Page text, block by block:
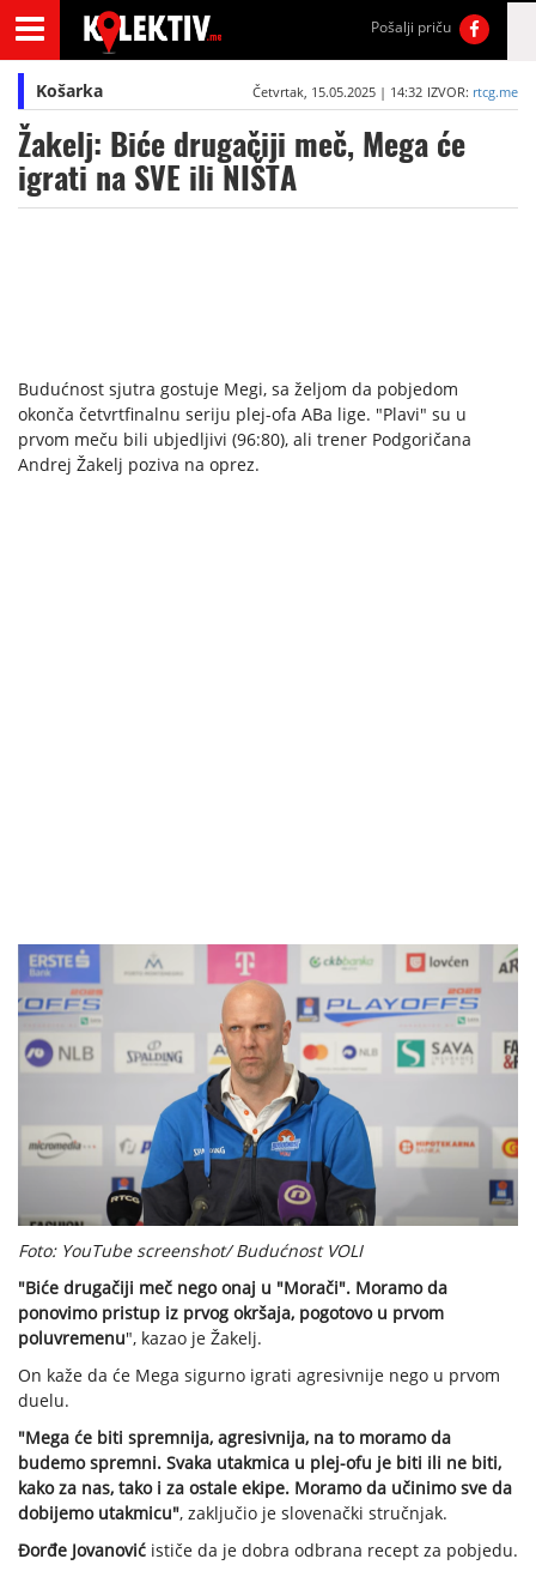
Pošalji priču
Košarka Četvrtak, 15.05.2025 | 14:32 IZVOR: rtcg.me
Žakelj: Biće drugačiji meč, Mega će
igrati na SVE ili NIŠTA
Budućnost sjutra gostuje Megi, sa željom da pobjedom
okonča četvrtfinalnu seriju plej-ofa ABa lige. "Plavi" su u
prvom meču bili ubjedljivi (96:80), ali trener Podgoričana
Andrej Žakelj poziva na oprez.
Foto: YouTube screenshot/ Budućnost VOLI
"Biće drugačiji meč nego onaj u "Morači". Moramo da
ponovimo pristup iz prvog okršaja, pogotovo u prvom
poluvremenu", kazao je Žakelj.
On kaže da će Mega sigurno igrati agresivnije nego u prvom
duelu.
"Mega će biti spremnija, agresivnija, na to moramo da
budemo spremni. Svaka utakmica u plej-ofu je biti ili ne biti,
kako za nas, tako i za ostale ekipe. Moramo da učinimo sve da
dobijemo utakmicu", zaključio je slovenački stručnjak.
Đorđe Jovanović ističe da je dobra odbrana recept za pobjedu.